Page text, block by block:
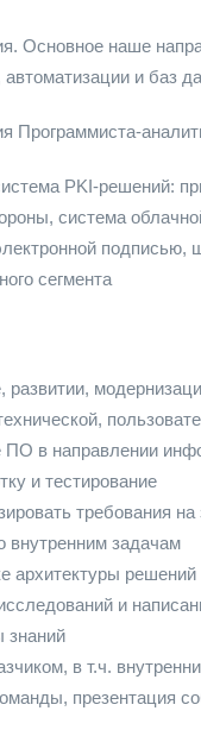
Основное наше
и баз
Программиста-
PKI-решений:
система
сегмента
развитии,
ПО в направлении
и тестирование
требования на
внутренним задачам
архитектуры решений
и
знаний
в т.ч.
презентация